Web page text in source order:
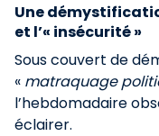
Une
et l’« insécurité »
Sous couvert de
« matraquage
l’hebdomadaire
éclairer.